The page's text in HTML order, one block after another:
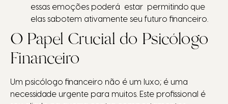
essas emoções poderá estar permitindo que
elas sabotem ativamente seu futuro financeiro.
O Papel Crucial do Psicólogo
Financeiro
Um psicólogo financeiro não é um luxo; é uma
necessidade urgente para muitos. Este profissional é